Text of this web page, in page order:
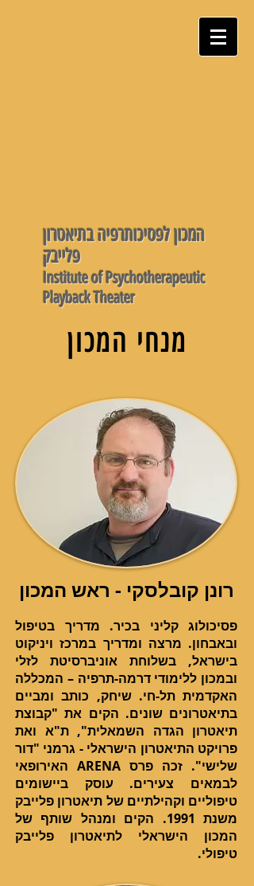
המכון לפסיכותרפיה בתיאטרון
פלייבק
Institute of Psychotherapeutic
Playback Theater
מנחי המכון
רונן קובלסקי - ראש המכון
פסיכולוג קליני בכיר. מדריך בטיפול
ובאבחון. מרצה ומדריך במרכז ויניקוט
בישראל, בשלוחת אוניברסיטת לזלי
ובמכון ללימודי דרמה-תרפיה – המכללה
האקדמית תל-חי. שיחק, כותב ומביים
בתיאטרונים שונים. הקים את "קבוצת
תיאטרון הגדה השמאלית", ת"א ואת
פרויקט התיאטרון הישראלי - גרמני "דור
שלישי". זכה פרס ARENA האירופאי
לבמאים צעירים. עוסק ביישומים
טיפוליים וקהילתיים של תיאטרון פלייבק
משנת 1991. הקים ומנהל שותף של
המכון הישראלי לתיאטרון פלייבק
טיפולי.